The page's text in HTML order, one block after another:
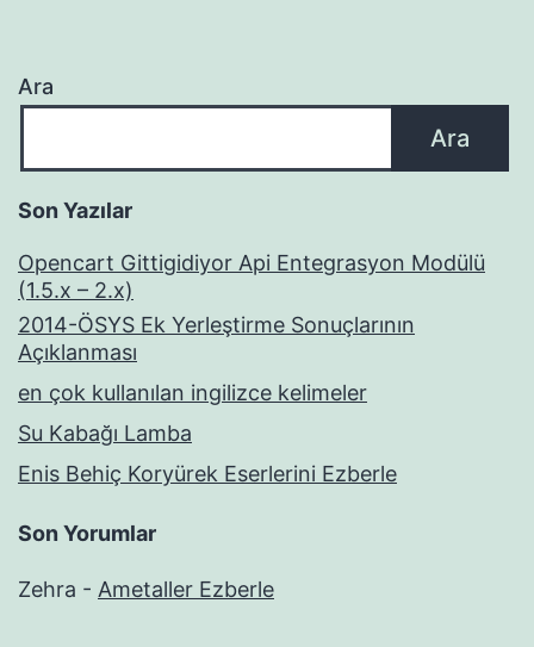
Ara
Ara
Son Yazılar
Opencart Gittigidiyor Api Entegrasyon Modülü
(1.5.x – 2.x)
2014-ÖSYS Ek Yerleştirme Sonuçlarının
Açıklanması
en çok kullanılan ingilizce kelimeler
Su Kabağı Lamba
Enis Behiç Koryürek Eserlerini Ezberle
Son Yorumlar
Zehra - Ametaller Ezberle